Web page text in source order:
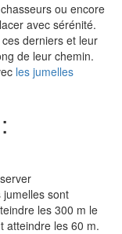
ou encore
avec sérénité.
derniers et leur
de leur chemin.
les jumelles
jumelles sont
les 300 m le
atteindre les 60 m.